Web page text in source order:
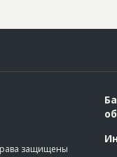
защищены